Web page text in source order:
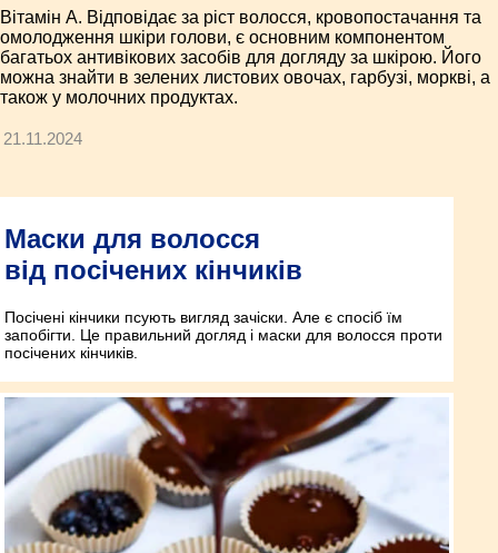
Вітамін А. Відповідає за ріст волосся, кровопостачання та
омолодження шкіри голови, є основним компонентом
багатьох антивікових засобів для догляду за шкірою. Його
можна знайти в зелених листових овочах, гарбузі, моркві, а
також у молочних продуктах.
21.11.2024
Маски для волосся
від посічених кінчиків
Посічені кінчики псують вигляд зачіски. Але є спосіб їм
запобігти. Це правильний догляд і маски для волосся проти
посічених кінчиків.